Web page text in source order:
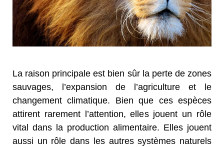
La raison principale est bien sûr la perte de zones
sauvages, l’expansion de l’agriculture et le
changement climatique. Bien que ces espèces
attirent rarement l’attention, elles jouent un rôle
vital dans la production alimentaire. Elles jouent
aussi un rôle dans les autres systèmes naturels